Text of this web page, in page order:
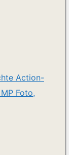
Action-
Foto,